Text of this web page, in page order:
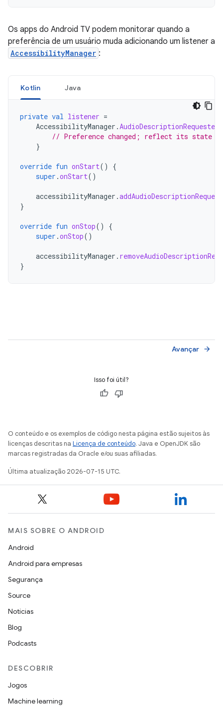
Os apps do Android TV podem monitorar quando a
preferência de um usuário muda adicionando um listener a
AccessibilityManager :
Kotlin Java
private val listener =
AccessibilityManager .
// Preference changed; reflect its state in
}
override fun onStart()
{
super .onStart()
accessibilityManager .
}
override fun onStop()
{
super .onStop()
accessibilityManager .
}
Avançar arrow_forward
Isso foi útil?
O conteúdo e os exemplos de código nesta página estão sujeitos às
licenças descritas na Licença de conteúdo. Java e OpenJDK são
marcas registradas da Oracle e/ou suas afiliadas.
Última atualização 2026-07-15 UTC.
MAIS SOBRE O ANDROID
Android
Android para empresas
Segurança
Source
Notícias
Blog
Podcasts
DESCOBRIR
Jogos
Machine learning